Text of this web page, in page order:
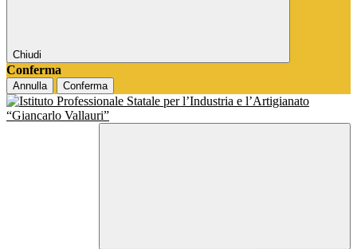
Chiudi
Conferma
Annulla Conferma